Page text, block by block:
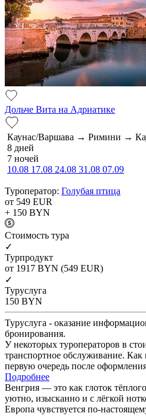
Дольче Вита на Адриатике
Каунас/Варшава → Римини →
8 дней
7 ночей
10.08 17.08 24.08 31.08 07.09
Туроператор: Голубая птица
от 549 EUR
+ 150 BYN
Cтоимость тура
✓
Турпродукт
от 1917 BYN (549 EUR)
✓
Туруслуга
150 BYN
Туруслуга - оказание
бронирования.
У некоторых туроператоров в
транспортное обслуживание. Как
первую очередь после
Подробнее
Венгрия — это как глоток
уютно, изысканно и с лёгкой
Европа чувствуется по-